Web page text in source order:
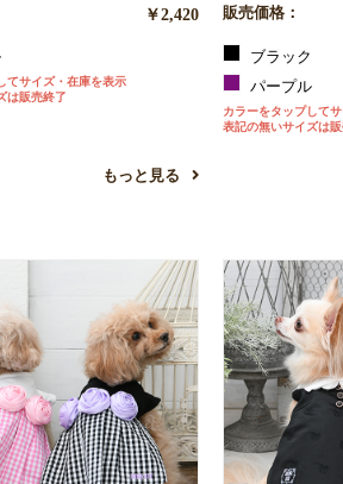
￥2,420
てサイズ・在庫を表示
は販売終了
もっと見る
販売価格：
ブラック
パープル
カラーをタップして
表記の無いサイズは